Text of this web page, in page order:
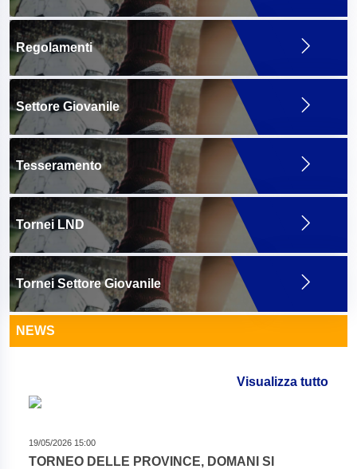
Regolamenti
Settore Giovanile
Tesseramento
Tornei LND
Tornei Settore Giovanile
NEWS
Visualizza tutto
19/05/2026 15:00
TORNEO DELLE PROVINCE, DOMANI SI